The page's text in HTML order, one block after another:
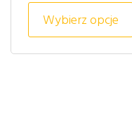
Wybierz opcje